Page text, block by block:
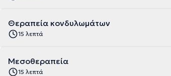
Θεραπεία κονδυλωμάτων
15 λεπτά
Μεσοθεραπεία
15 λεπτά